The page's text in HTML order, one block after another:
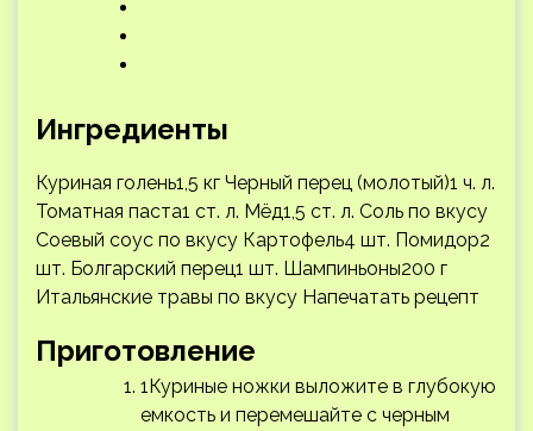
Ингредиенты
Куриная голень1,5 кг Черный перец (молотый)1 ч. л.
Томатная паста1 ст. л. Мёд1,5 ст. л. Соль по вкусу
Соевый соус по вкусу Картофель4 шт. Помидор2
шт. Болгарский перец1 шт. Шампиньоны200 г
Итальянские травы по вкусу Напечатать рецепт
Приготовление
1Куриные ножки выложите в глубокую
емкость и перемешайте с черным